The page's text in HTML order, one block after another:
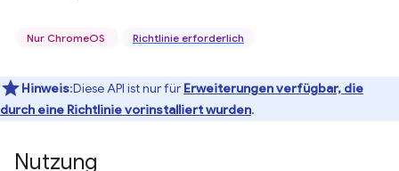
Nur ChromeOS Richtlinie erforderlich
Hinweis:Diese API ist nur für Erweiterungen verfügbar, die
durch eine Richtlinie vorinstalliert wurden.
Nutzung